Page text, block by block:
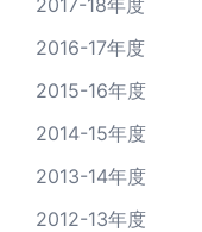
2016-17年度
2015-16年度
2014-15年度
2013-14年度
2012-13年度